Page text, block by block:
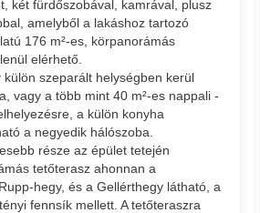
két fürdőszobával, kamrával, plusz
amelyből a lakáshoz tartozó
176 m²-es, körpanorámás
elérhető.
szeparált helységben kerül
vagy a több mint 40 m²-es nappali -
a külön konyha
a negyedik hálószoba.
része az épület tetején
tetőterasz ahonnan a
hegy, és a Gellérthegy látható, a
fennsík mellett. A tetőteraszra